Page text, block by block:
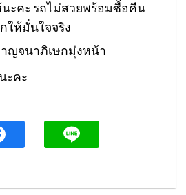
ะคะ รถไม่สวยพร้อมซื้อคืน
ให้มั่นใจจริง
ญจนาภิเษกมุ่งหน้า
ะคะ